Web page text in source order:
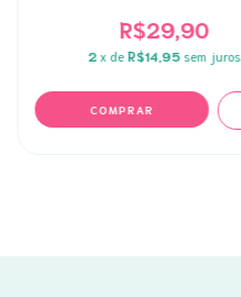
R$29,90
2 x de R$14,95 sem juros